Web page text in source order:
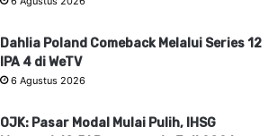
Dahlia Poland Comeback Melalui Series 12
IPA 4 di WeTV
6 Agustus 2026
OJK: Pasar Modal Mulai Pulih, IHSG